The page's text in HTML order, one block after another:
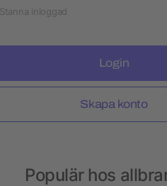
Stanna inloggad
Login
Skapa konto
Populär hos